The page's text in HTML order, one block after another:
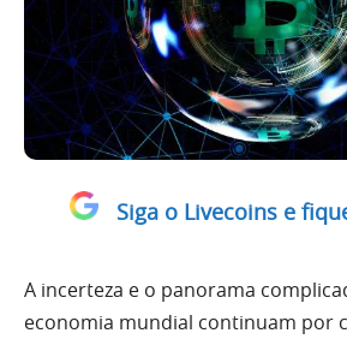
Siga o Livecoins e
A incerteza e o panorama
economia mundial continuam por